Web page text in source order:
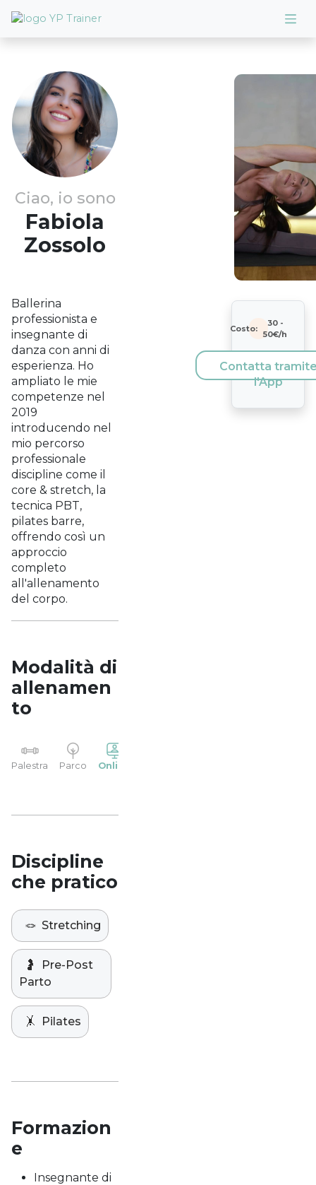
Ciao, io sono
Fabiola
Zossolo
Ballerina
professionista e
insegnante di
danza con anni di
esperienza. Ho
ampliato le mie
competenze nel
2019
introducendo nel
mio percorso
professionale
discipline come il
core & stretch, la
tecnica PBT,
pilates barre,
offrendo così un
approccio
completo
all'allenamento
del corpo.
Modalità di
allenamen
to
Palestra Parco Online
Discipline
che pratico
🪢 Stretching
🤰
Pre-Post
Parto
🤸 Pilates
Formazion
e
Insegnante di
Costo:
30-
50€/h
Contatta
l'App